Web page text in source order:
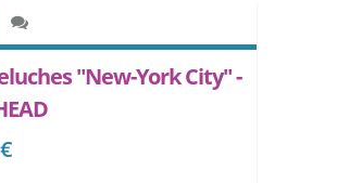
"New-York City" -